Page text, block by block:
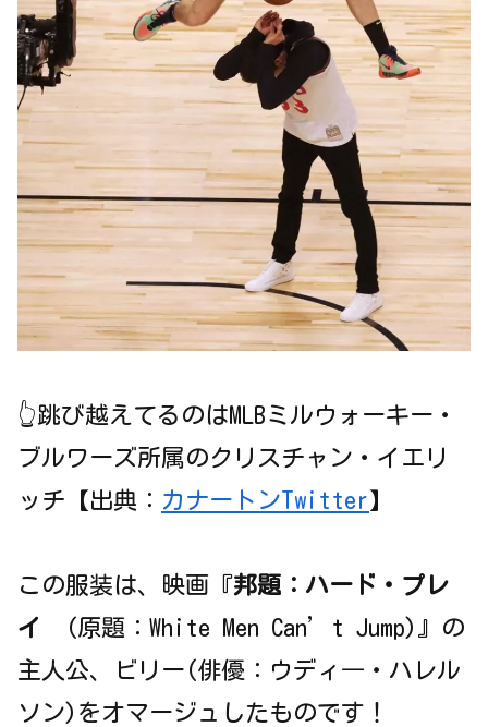
👆跳び越えてるのはMLBミルウォーキー・
ブルワーズ所属のクリスチャン・イエリ
ッチ【出典： カナートンTwitter】
この服装は、映画『邦題：ハード・プレ
イ
(原題：White Men Can’t Jump)』の
主人公、ビリー(俳優：ウディ―・ハレル
ソン)をオマージュしたものです！